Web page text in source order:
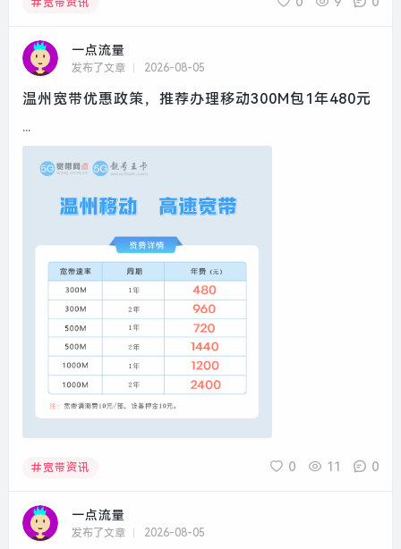
宽带资讯
一点流量
发布了文章 2026-08-05
温州宽带优惠政策，推荐办理移动300M包1年480元
...
宽带资讯 0 11 0
一点流量
发布了文章 2026-08-05